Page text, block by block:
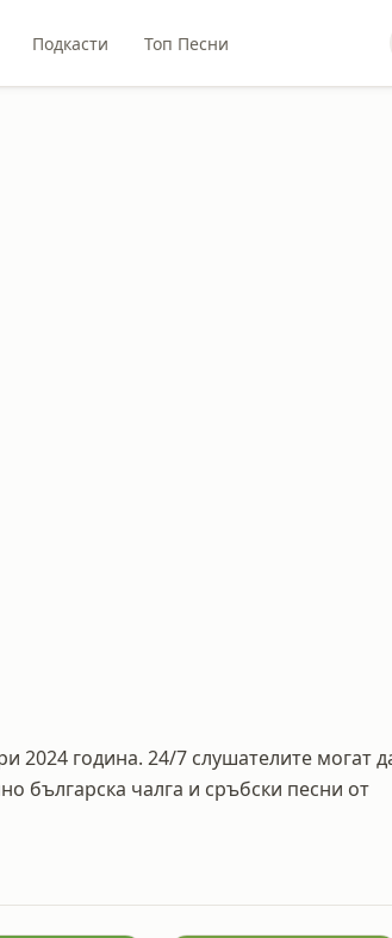
Подкасти Топ Песни
2024 година. 24/7 слушателите могат
българска чалга и сръбски песни от